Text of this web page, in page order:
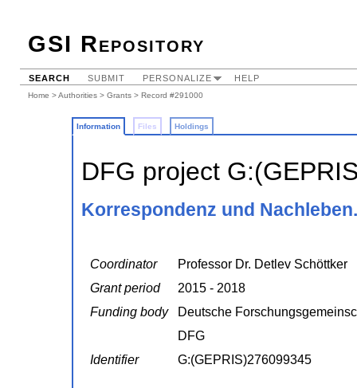
GSI Repository
SEARCH SUBMIT PERSONALIZE HELP
Home >Authorities > Grants > Record #291000
Information Files Holdings
DFG project
Korrespondenz und
Coordinator
Professor Dr. Detlev Schöttker
Grant period
2015 - 2018
Funding body
Deutsche
DFG
Identifier
G:(GEPRIS)276099345